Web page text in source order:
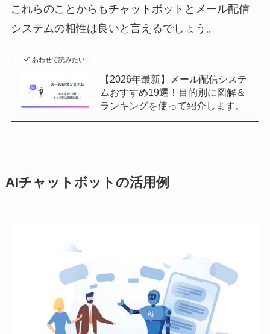
これらのことからもチャットボットとメール配信
システムの相性は良いと言えるでしょう。
あわせて読みたい
【2026年最新】メール配信システ
ムおすすめ19選！目的別に図解＆
ランキングを使って紹介します。
AIチャットボットの活用例